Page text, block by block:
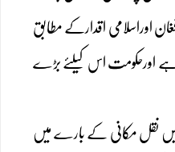
اوراسلامی اقدارکے مطابق
ہے اورحکومت اس کیلئے بڑے
میں نقل مکانی کے بارے میں